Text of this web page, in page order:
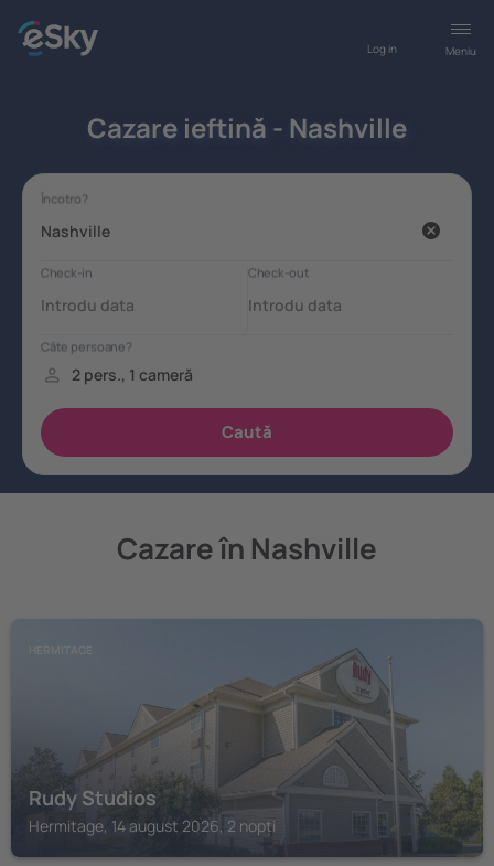
Meniu
Log in
Cazare ieftină - Nashville
Cazare în Nashville
HERMITAGE
Rudy Studios
Hermitage, 14 august 2026, 2 nopți